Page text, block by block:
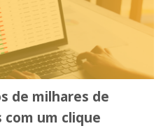
de milhares de
com um clique